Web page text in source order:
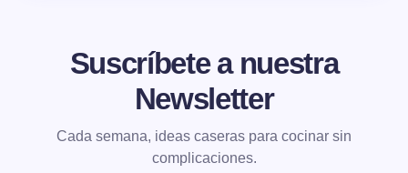
Suscríbete a nuestra
Newsletter
Cada semana, ideas caseras para cocinar sin
complicaciones.